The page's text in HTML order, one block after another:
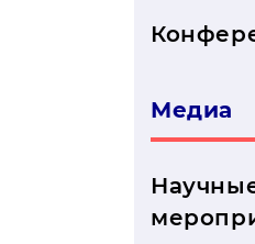
Медиа